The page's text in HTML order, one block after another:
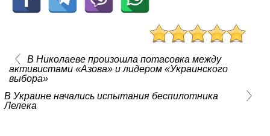
В Николаеве произошла потасовка между
активистами «Азова» и лидером «Украинского
выбора»
В Украине начались испытания беспилотника
Лелека